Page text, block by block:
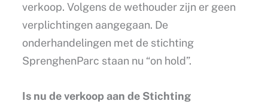
verkoop. Volgens de wethouder zijn er geen
verplichtingen aangegaan. De
onderhandelingen met de stichting
SprenghenParc staan nu “on hold”.
Is nu de verkoop aan de Stichting